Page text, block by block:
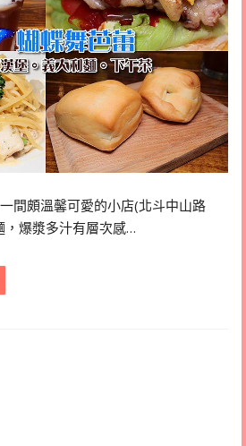
間頗溫馨可愛的小店(北斗中山路
，爆漿多汁有層次感…